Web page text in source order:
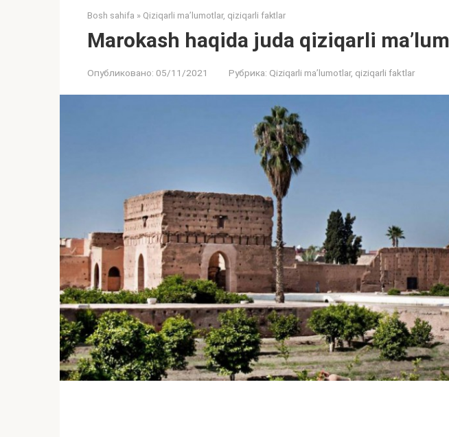
Bosh sahifa » Qiziqarli ma’lumotlar, qiziqarli faktlar
Marokash haqida juda qiziqarli
Опубликовано: 05/11/2021 Рубрика: Qiziqarli ma’lumotlar, qiziqarli faktlar